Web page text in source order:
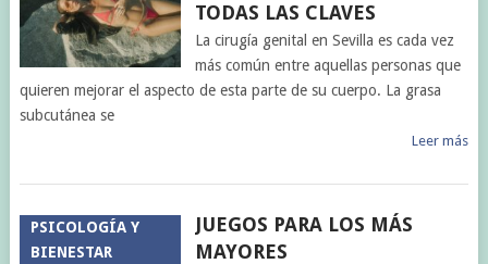
TODAS LAS CLAVES
La cirugía genital en Sevilla es cada vez
más común entre aquellas personas que
quieren mejorar el aspecto de esta parte de su cuerpo. La grasa
subcutánea se
Leer más
PSICOLOGÍA Y
BIENESTAR
JUEGOS PARA LOS MÁS
MAYORES